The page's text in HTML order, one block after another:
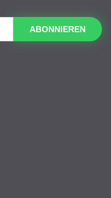
ABONNIEREN